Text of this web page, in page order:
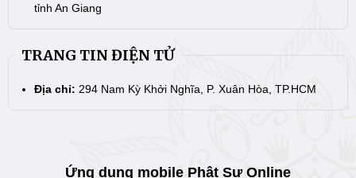
tỉnh An Giang
TRANG TIN ĐIỆN TỬ
Địa chỉ: 294 Nam Kỳ Khởi Nghĩa, P. Xuân Hòa, TP.HCM
Ứng dụng mobile Phật Sự Online